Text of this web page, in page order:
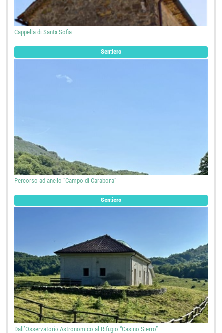
Cappella di Santa Sofia
Sentiero
Percorso ad anello “Campo di Carabona”
Sentiero
Dall’Osservatorio Astronomico al Rifugio “Casino Sierro”